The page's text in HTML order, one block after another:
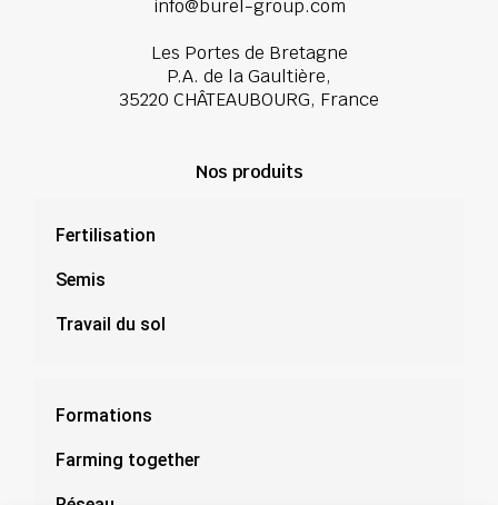
info@burel-group.com
Les Portes de Bretagne
P.A. de la Gaultière,
35220 CHÂTEAUBOURG, France
Nos produits
Fertilisation
Semis
Travail du sol
Formations
Farming together